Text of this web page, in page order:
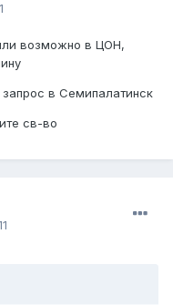
возможно в ЦОН,
в Семипалатинск
св-во